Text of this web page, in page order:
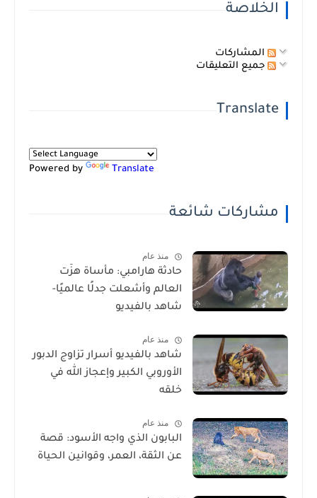
الخلاصة
المشاركات
جميع التعليقات
Translate
Powered by Translate
مشاركات شائعة
منذ عام
حادثة هارامبي: مأساة هزّت
العالم وأشعلت جدلًا عالميًا-
شاهد بالفيديو
منذ عام
شاهد بالفيديو أسرار تزاوج الدبور
الأوروبي الكبير وإعجاز الله في
خلقه
منذ عام
البابون الذي واجه الأسود: قصة
عن الثقة، العمر، وقوانين الحياة